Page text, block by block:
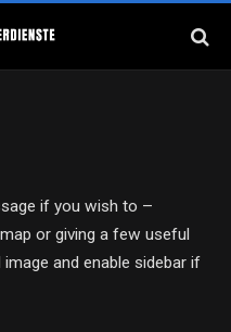
if you wish to –
or giving a few useful
and enable sidebar if